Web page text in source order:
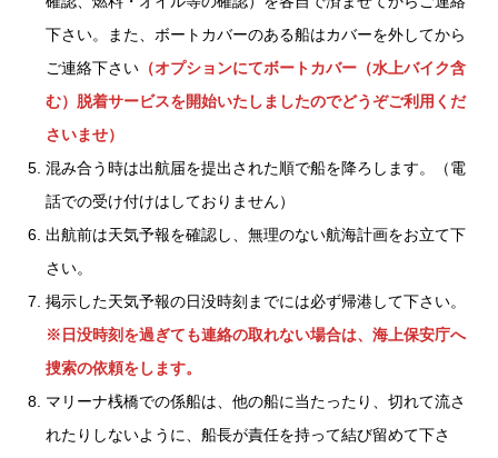
下さい。また、ボートカバーのある船はカバーを外してから
ご連絡下さい （オプションにてボートカバー（水上バイク含
む）脱着サービスを開始いたしましたのでどうぞご利用くだ
さいませ）
混み合う時は出航届を提出された順で船を降ろします。（電
話での受け付けはしておりません）
出航前は天気予報を確認し、無理のない航海計画をお立て下
さい。
掲示した天気予報の日没時刻までには必ず帰港して下さい。
※日没時刻を過ぎても連絡の取れない場合は、海上保安庁へ
捜索の依頼をします。
マリーナ桟橋での係船は、他の船に当たったり、切れて流さ
れたりしないように、船長が責任を持って結び留めて下さ